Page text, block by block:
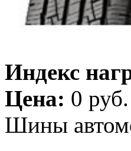
Индекс
Цена: 0 руб.
Шины